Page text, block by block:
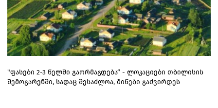
"ფასები 2-3 წელში გაორმაგდება“ - ლოკაციები თბილისის
შემოგარენში, სადაც შესაძლოა, მიწები გაძვირდეს